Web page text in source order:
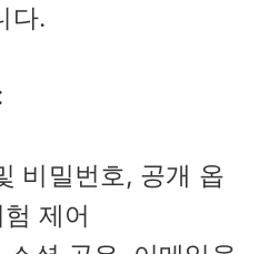
다.
비밀번호, 공개 옵
제어